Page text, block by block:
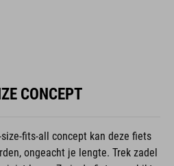
CONCEPT
fits-all concept kan deze fiets
ongeacht je lengte. Trek zadel